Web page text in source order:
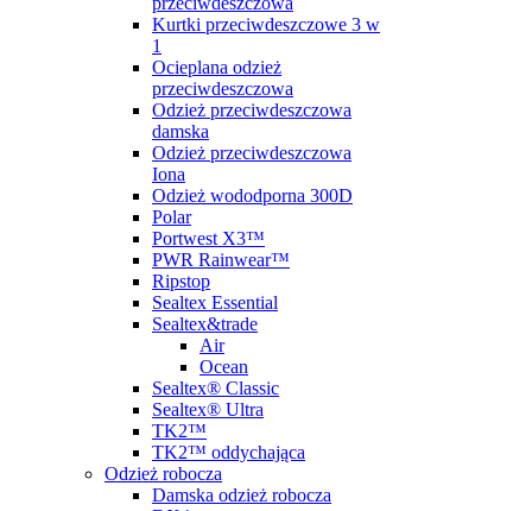
Kurtki przeciwdeszczowe 3 w
1
Ocieplana odzież
przeciwdeszczowa
Odzież przeciwdeszczowa
damska
Odzież przeciwdeszczowa
Iona
Odzież wododporna 300D
Polar
Portwest X3™
PWR Rainwear™
Ripstop
Sealtex Essential
Sealtex&trade
Air
Ocean
Sealtex® Classic
Sealtex® Ultra
TK2™
TK2™ oddychająca
Odzież robocza
Damska odzież robocza